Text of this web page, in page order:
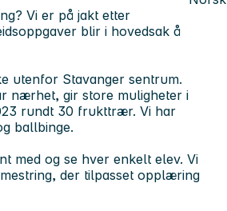
Vi er på jakt etter
blir i hovedsak å
utenfor Stavanger sentrum.
nærhet, gir store muligheter i
rundt 30 frukttrær. Vi har
ballbinge.
med og se hver enkelt elev. Vi
der tilpasset opplæring